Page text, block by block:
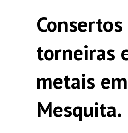
torneiras
metais
Mesquita.